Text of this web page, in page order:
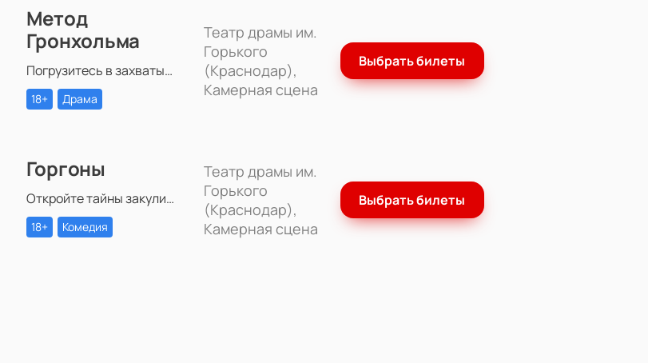
Метод
Гронхольма
Погрузитесь в захватывающий психологический триллер «Метод Гронхольма» в Театре драмы им. Горького.
18+ Драма
Театр драмы им.
Горького
(Краснодар),
Камерная сцена
Выбрать билеты
Горгоны
Откройте тайны закулисной жизни с постановкой «Горгоны» в Театре драмы им. Горького. Две актрисы, одна роль и многолетняя вражда – станьте свидетелем захватывающей игры амбиций и чувств на театральной сцене.
18+ Комедия
Театр драмы им.
Горького
(Краснодар),
Камерная сцена
Выбрать билеты